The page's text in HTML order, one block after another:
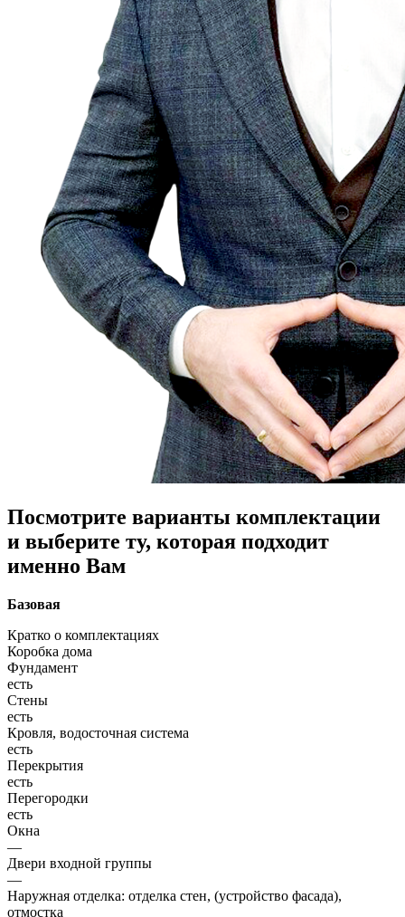
Посмотрите варианты комплектации
и выберите ту, которая подходит
именно Вам
Базовая
Кратко о комплектациях
Коробка дома
Фундамент
есть
Стены
есть
Кровля, водосточная система
есть
Перекрытия
есть
Перегородки
есть
Окна
—
Двери входной группы
—
Наружная отделка: отделка стен, (устройство фасада),
отмостка